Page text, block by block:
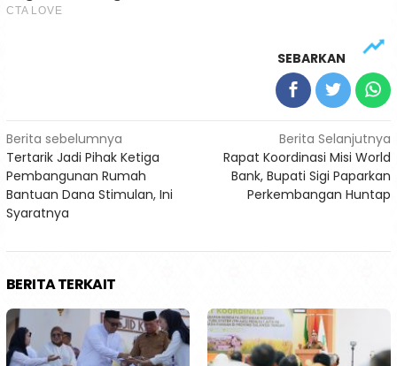
SEBARKAN
Navigasi
pos
Berita sebelumnya
Tertarik Jadi Pihak Ketiga
Pembangunan Rumah
Bantuan Dana Stimulan, Ini
Syaratnya
Berita Selanjutnya
Rapat Koordinasi Misi World
Bank, Bupati Sigi Paparkan
Perkembangan Huntap
BERITA TERKAIT